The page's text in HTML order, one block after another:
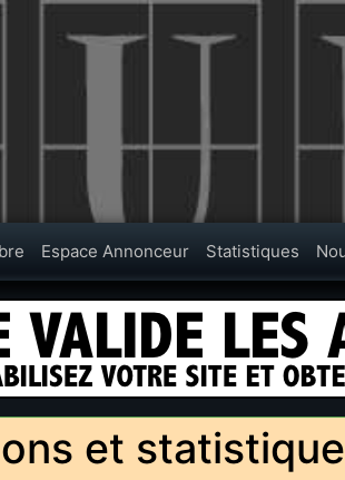
Espace Annonceur Statistiques
et